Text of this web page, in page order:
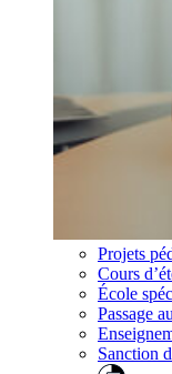
Projets
Cours
École
Passage
Sanction